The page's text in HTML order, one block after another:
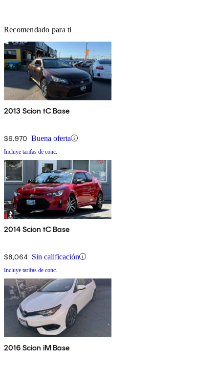
Recomendado para ti
2013 Scion tC Base
$6,970 Buena oferta
Incluye tarifas de conc.
2014 Scion tC Base
$8,064 Sin calificación
Incluye tarifas de conc.
2016 Scion iM Base